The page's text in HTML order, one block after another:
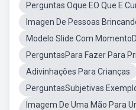
Perguntas Oque EO Que E
Imagen De Pessoas
Modelo Slide Com
PerguntasPara Fazer Para
Adivinhações Para Crianças
PerguntasSubjetivas
Imagem De Uma Mão Para